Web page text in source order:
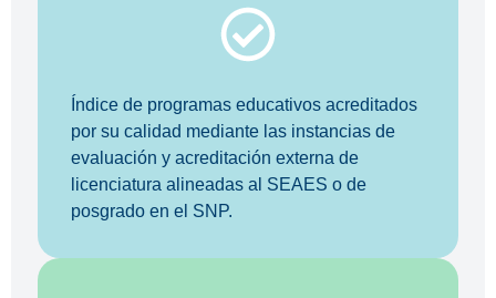
Índice de programas educativos acreditados
por su calidad mediante las instancias de
evaluación y acreditación externa de
licenciatura alineadas al SEAES o de
posgrado en el SNP.